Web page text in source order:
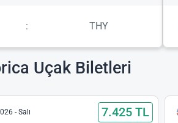
: THY
Uçak Biletleri
- Salı 7.425 TL